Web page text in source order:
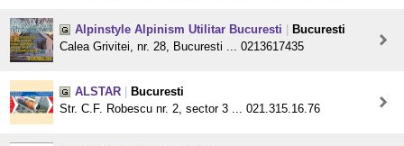
Alpinstyle Alpinism Utilitar Bucuresti
Bucuresti
Calea Grivitei, nr. 28, Bucuresti ... 0213617435
ALSTAR
Bucuresti
Str. C.F. Robescu nr. 2, sector 3 ... 021.315.16.76